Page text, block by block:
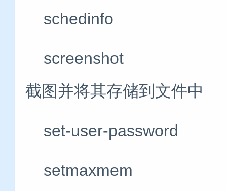
schedinfo #显
screenshot #获
截图并将其存储到文件中
set-user-password
setmaxmem #